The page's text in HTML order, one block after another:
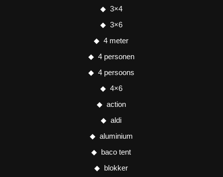
3×4
3×6
4 meter
4 personen
4 persoons
4×6
action
aldi
aluminium
baco tent
blokker